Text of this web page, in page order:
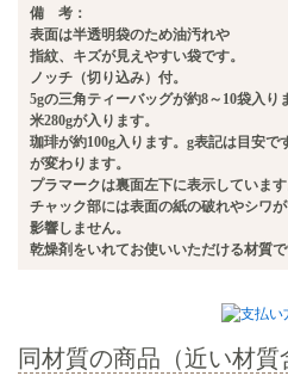
備 考：
表面は半透明袋のため油汚れや
指紋、キズが見えやすい袋です。
ノッチ（切り込み）付。
5gの三角ティーバッグが約8～10袋入り
米280gが入ります。
珈琲が約100g入ります。g表記は目安
が変わります。
プラマークは裏面左下に表示しています
チャック部には表面の紙の破れやシワ
影響しません。
乾燥剤をいれてお使いいただける材質で
同材質の商品（近い材質